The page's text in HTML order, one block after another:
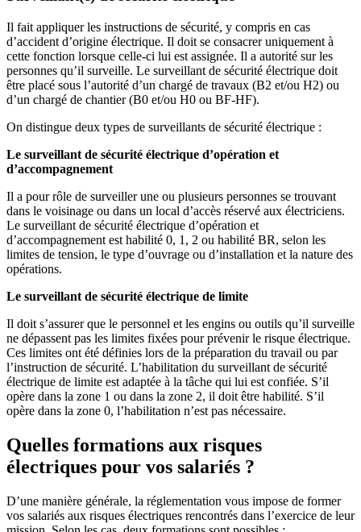
Il fait appliquer les instructions de sécurité, y compris en cas
d’accident d’origine électrique. Il doit se consacrer uniquement à
cette fonction lorsque celle-ci lui est assignée. Il a autorité sur les
personnes qu’il surveille. Le surveillant de sécurité électrique doit
être placé sous l’autorité d’un chargé de travaux (B2 et/ou H2) ou
d’un chargé de chantier (B0 et/ou H0 ou BF-HF).
On distingue deux types de surveillants de sécurité électrique :
Le surveillant de sécurité électrique d’opération et
d’accompagnement
Il a pour rôle de surveiller une ou plusieurs personnes se trouvant
dans le voisinage ou dans un local d’accès réservé aux électriciens.
Le surveillant de sécurité électrique d’opération et
d’accompagnement est habilité 0, 1, 2 ou habilité BR, selon les
limites de tension, le type d’ouvrage ou d’installation et la nature des
opérations.
Le surveillant de sécurité électrique de limite
Il doit s’assurer que le personnel et les engins ou outils qu’il surveille
ne dépassent pas les limites fixées pour prévenir le risque électrique.
Ces limites ont été définies lors de la préparation du travail ou par
l’instruction de sécurité. L’habilitation du surveillant de sécurité
électrique de limite est adaptée à la tâche qui lui est confiée. S’il
opère dans la zone 1 ou dans la zone 2, il doit être habilité. S’il
opère dans la zone 0, l’habilitation n’est pas nécessaire.
Quelles formations aux risques
électriques pour vos salariés ?
D’une manière générale, la réglementation vous impose de former
vos salariés aux risques électriques rencontrés dans l’exercice de leur